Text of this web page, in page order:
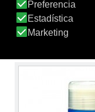
gracias a que
diferente peso
Ver producto